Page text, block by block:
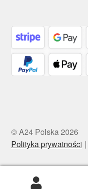
© A24 Polska 2026
Polityka prywatności